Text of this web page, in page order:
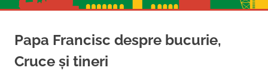
Papa Francisc despre bucurie,
Cruce şi tineri